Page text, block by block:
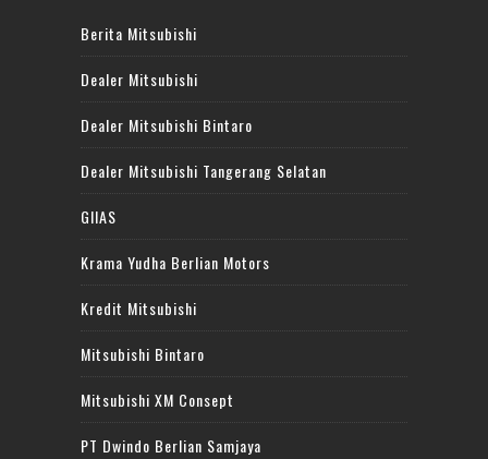
Berita Mitsubishi
Dealer Mitsubishi
Dealer Mitsubishi Bintaro
Dealer Mitsubishi Tangerang Selatan
GIIAS
Krama Yudha Berlian Motors
Kredit Mitsubishi
Mitsubishi Bintaro
Mitsubishi XM Consept
PT Dwindo Berlian Samjaya